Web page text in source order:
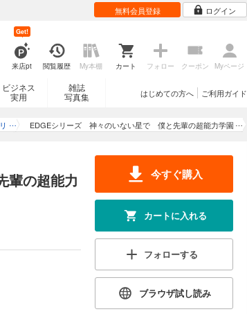
無料会員登録 ログイン
来店pt
Get!
閲覧履歴 My本棚 カート フォロー クーポン Myページ
ビジネス
実用
雑誌
写真集
ご利用ガイド
はじめての方へ
EDGEシリーズ 神々のいない星で 僕と先輩の超能力学園
の超能力
今すぐ購入
カートに入れる
フォローする
ブラウザ試し読み